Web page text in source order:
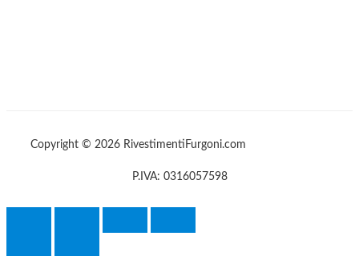
Copyright © 2026 RivestimentiFurgoni.com
P.IVA: 0316057598